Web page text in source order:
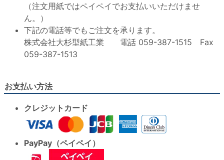
（注文用紙ではペイペイでお支払いいただけませ
ん。）
下記の電話等でもご注文を承ります。
株式会社大杉型紙工業 電話 059-387-1515 Fax
059-387-1513
お支払い方法
クレジットカード
PayPay（ペイペイ）